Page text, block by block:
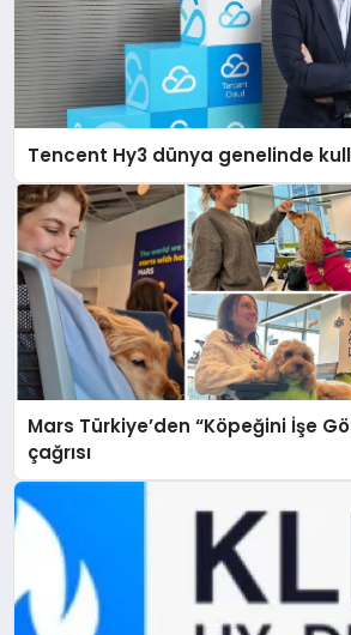
Tencent Hy3 dünya genelinde
Mars Türkiye’den “Köpeğini İşe
çağrısı